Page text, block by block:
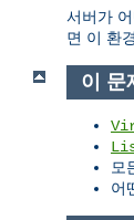
서버가
면 이 환
이 문
모
어